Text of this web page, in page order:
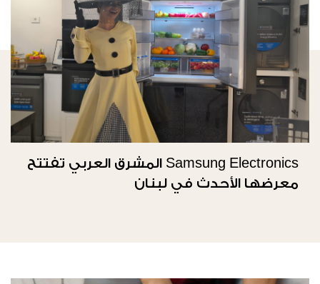
Samsung Electronics المشرق العربي تفتتح
معرضها الأحدث في لبنان